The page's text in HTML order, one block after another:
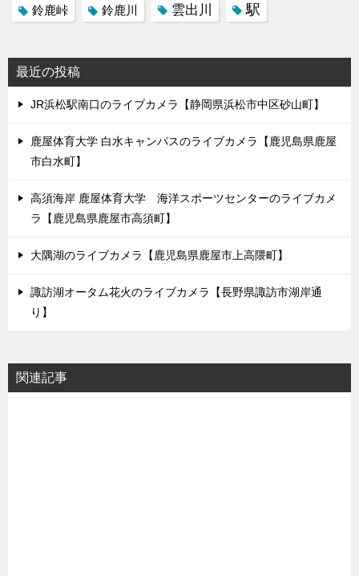
鈴鹿峠
鈴鹿川 雲出川 駅
最近の投稿
JR浜松駅南口のライブカメラ【静岡県浜松市中区砂山町】
鹿屋体育大学 白水キャンパスのライブカメラ【鹿児島県鹿屋
市白水町】
高須海岸 鹿屋体育大学 海洋スポーツセンターのライブカメ
ラ【鹿児島県鹿屋市高須町】
大隅湖のライブカメラ【鹿児島県鹿屋市上高隈町】
諏訪湖オータム花火のライブカメラ【長野県諏訪市湖岸通
り】
関連記事